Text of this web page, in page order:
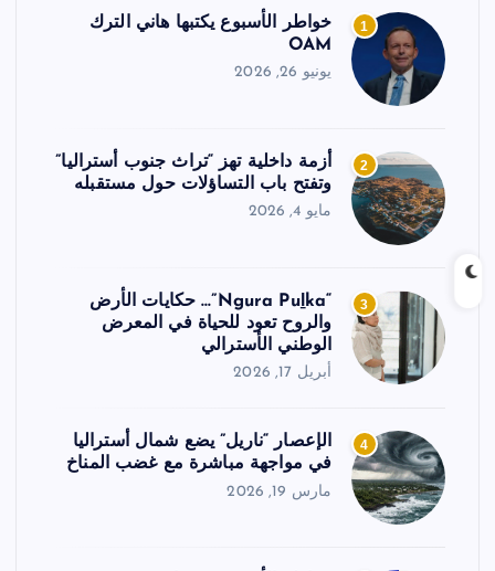
1
خواطر الأسبوع يكتبها هاني الترك
OAM
يونيو 26, 2026
2
أزمة داخلية تهز “تراث جنوب أستراليا”
وتفتح باب التساؤلات حول مستقبله
مايو 4, 2026
3
“Ngura Puḻka”… حكايات الأرض
والروح تعود للحياة في المعرض
الوطني الأسترالي
أبريل 17, 2026
4
الإعصار “ناريل” يضع شمال أستراليا
في مواجهة مباشرة مع غضب المناخ
مارس 19, 2026